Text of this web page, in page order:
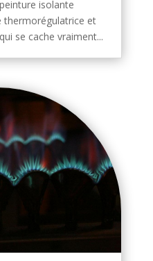
isolante
thermorégulatrice et
se cache vraiment...